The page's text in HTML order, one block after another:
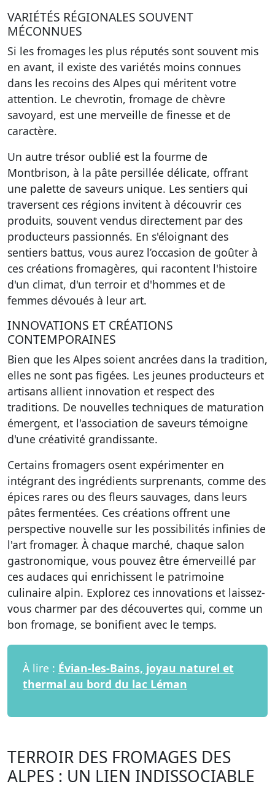
VARIÉTÉS RÉGIONALES SOUVENT
MÉCONNUES
Si les fromages les plus réputés sont souvent mis
en avant, il existe des variétés moins connues
dans les recoins des Alpes qui méritent votre
attention. Le chevrotin, fromage de chèvre
savoyard, est une merveille de finesse et de
caractère.
Un autre trésor oublié est la fourme de
Montbrison, à la pâte persillée délicate, offrant
une palette de saveurs unique. Les sentiers qui
traversent ces régions invitent à découvrir ces
produits, souvent vendus directement par des
producteurs passionnés. En s'éloignant des
sentiers battus, vous aurez l’occasion de goûter à
ces créations fromagères, qui racontent l'histoire
d'un climat, d'un terroir et d'hommes et de
femmes dévoués à leur art.
INNOVATIONS ET CRÉATIONS
CONTEMPORAINES
Bien que les Alpes soient ancrées dans la tradition,
elles ne sont pas figées. Les jeunes producteurs et
artisans allient innovation et respect des
traditions. De nouvelles techniques de maturation
émergent, et l'association de saveurs témoigne
d'une créativité grandissante.
Certains fromagers osent expérimenter en
intégrant des ingrédients surprenants, comme des
épices rares ou des fleurs sauvages, dans leurs
pâtes fermentées. Ces créations offrent une
perspective nouvelle sur les possibilités infinies de
l'art fromager. À chaque marché, chaque salon
gastronomique, vous pouvez être émerveillé par
ces audaces qui enrichissent le patrimoine
culinaire alpin. Explorez ces innovations et laissez-
vous charmer par des découvertes qui, comme un
bon fromage, se bonifient avec le temps.
À lire : Évian-les-Bains, joyau naturel et
thermal au bord du lac Léman
TERROIR DES FROMAGES DES
ALPES : UN LIEN INDISSOCIABLE